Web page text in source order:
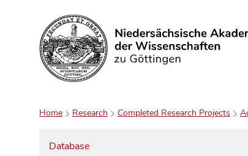
Search
Home Research Completed Research Projects
Database